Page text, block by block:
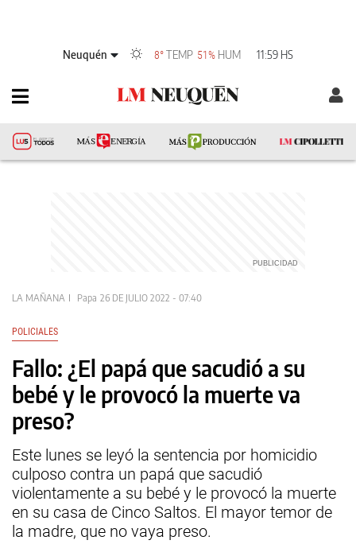
Neuquén 8°TEMP 51% HUM 11:59 HS
LA MAÑANA Papa 26 DE JULIO 2022 - 07:40
POLICIALES
Fallo: ¿El papá que sacudió a su
bebé y le provocó la muerte va
preso?
Este lunes se leyó la sentencia por homicidio
culposo contra un papá que sacudió
violentamente a su bebé y le provocó la muerte
en su casa de Cinco Saltos. El mayor temor de
la madre, que no vaya preso.